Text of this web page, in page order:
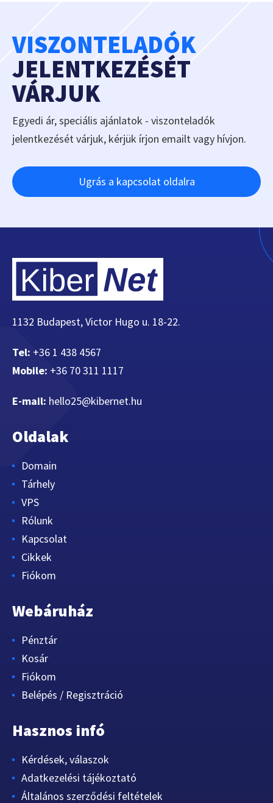
VISZONTELADÓK
JELENTKEZÉSÉT
VÁRJUK
Egyedi ár, speciális ajánlatok - viszonteladók
jelentkezését várjuk, kérjük írjon emailt vagy hívjon.
Ugrás a kapcsolat oldalra
1132 Budapest, Victor Hugo u. 18-22.
Tel: +36 1 438 4567
Mobile: +36 70 311 1117
E-mail: hello25@kibernet.hu
Oldalak
Domain
Tárhely
VPS
Rólunk
Kapcsolat
Cikkek
Fiókom
Webáruház
Pénztár
Kosár
Fiókom
Belépés / Regisztráció
Hasznos infó
Kérdések, válaszok
Adatkezelési tájékoztató
Általános szerződési feltételek